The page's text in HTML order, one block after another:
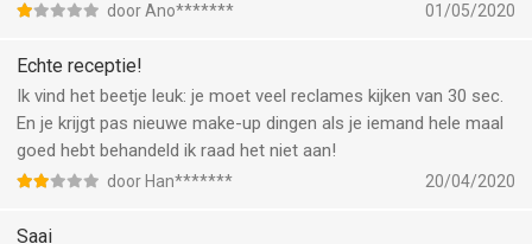
door Ano******* 01/05/2020
Echte receptie!
Ik vind het beetje leuk: je moet veel reclames kijken van 30 sec.
En je krijgt pas nieuwe make-up dingen als je iemand hele maal
goed hebt behandeld ik raad het niet aan!
door Han******* 20/04/2020
Saai